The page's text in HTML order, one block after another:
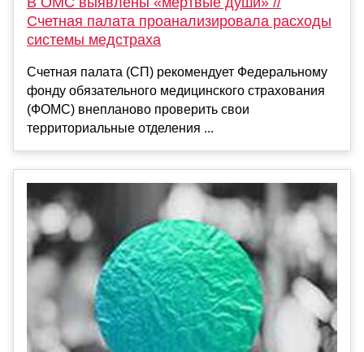
Счетная палата проанализировала расходы
системы медстраха
Счетная палата (СП) рекомендует Федеральному
фонду обязательного медицинского страхования
(ФОМС) внепланово проверить свои
территориальные отделения ...